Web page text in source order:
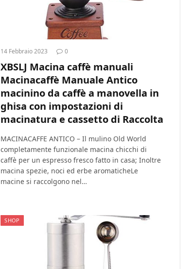
14 Febbraio 2023 0
XBSLJ Macina caffè manuali
Macinacaffè Manuale Antico
macinino da caffè a manovella in
ghisa con impostazioni di
macinatura e cassetto di Raccolta
MACINACAFFE ANTICO – Il mulino Old World
completamente funzionale macina chicchi di
caffè per un espresso fresco fatto in casa; Inoltre
macina spezie, noci ed erbe aromaticheLe
macine si raccolgono nel…
SHOP